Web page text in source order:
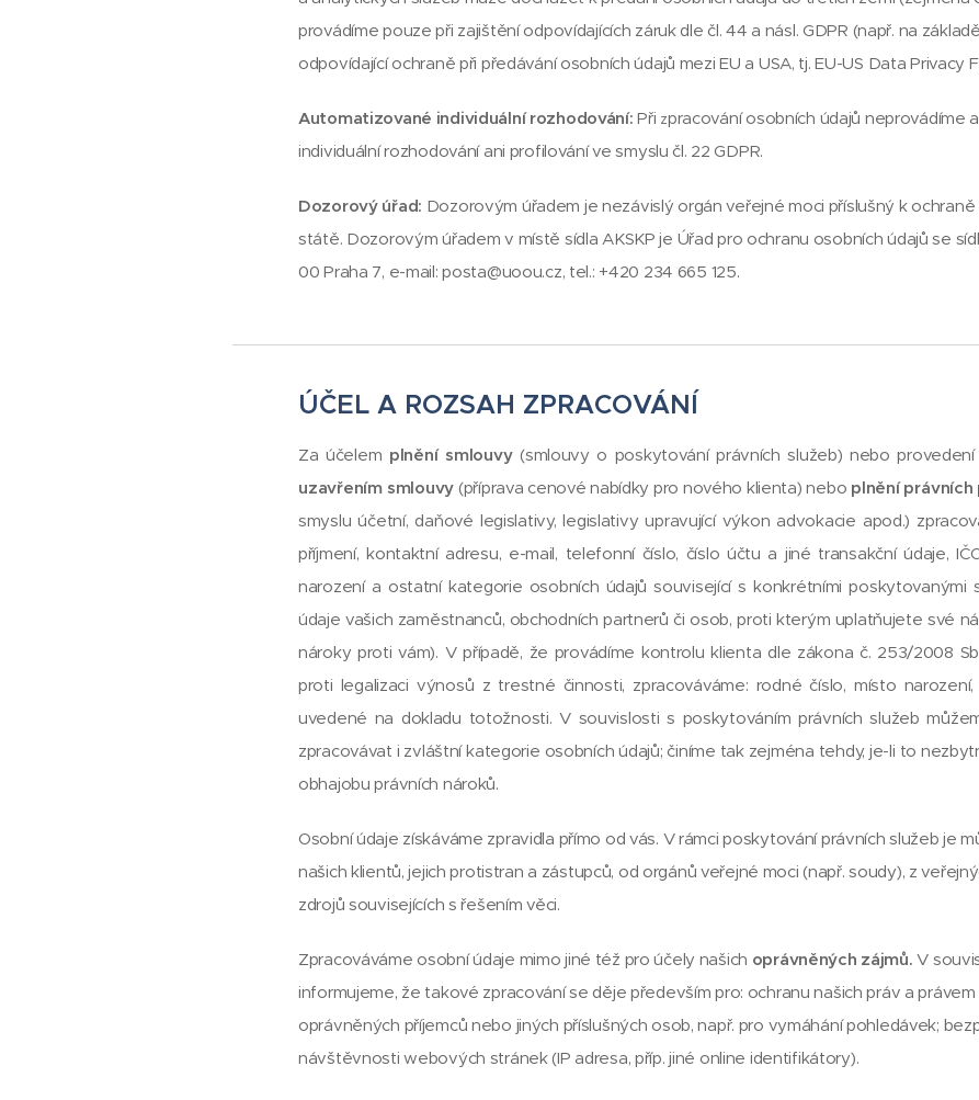
provádíme pouze při zajištění odpovídajících záruk dle čl. 44 a násl. GDPR (např. na
odpovídající ochraně při předávání osobních údajů mezi EU a USA, tj. EU-US Data Privacy
Automatizované individuální rozhodování:Při zpracování osobních údajů neprovádíme
individuální rozhodování ani profilování ve smyslu čl. 22 GDPR.
Dozorový úřad: Dozorovým úřadem je nezávislý orgán veřejné moci příslušný k
státě. Dozorovým úřadem v místě sídla AKSKP je Úřad pro ochranu osobních údajů se
00 Praha 7, e-mail: posta@uoou.cz, tel.: +420 234 665 125.
ÚČEL A ROZSAH ZPRACOVÁNÍ
Za účelem plnění smlouvy(smlouvy o poskytování právních služeb) nebo provedení
uzavřením smlouvy (příprava cenové nabídky pro nového klienta) nebo plnění
smyslu účetní, daňové legislativy, legislativy upravující výkon advokacie apod.)
příjmení, kontaktní adresu, e-mail, telefonní číslo, číslo účtu a jiné transakční údaje,
narození a ostatní kategorie osobních údajů související s konkrétními poskytovanými
údaje vašich zaměstnanců, obchodních partnerů či osob, proti kterým uplatňujete své
nároky proti vám). V případě, že provádíme kontrolu klienta dle zákona č. 253/2008
proti legalizaci výnosů z trestné činnosti, zpracováváme: rodné číslo, místo
uvedené na dokladu totožnosti. V souvislosti s poskytováním právních služeb
zpracovávat i zvláštní kategorie osobních údajů; činíme tak zejména tehdy, je-li to
obhajobu právních nároků.
Osobní údaje získáváme zpravidla přímo od vás. V rámci poskytování právních služeb je
našich klientů, jejich protistran a zástupců, od orgánů veřejné moci (např. soudy), z
zdrojů souvisejících s řešením věci.
Zpracováváme osobní údaje mimo jiné též pro účely našich oprávněných zájmů.V
informujeme, že takové zpracování se děje především pro: ochranu našich práv a
oprávněných příjemců nebo jiných příslušných osob, např. pro vymáhání pohledávek;
návštěvnosti webových stránek (IP adresa, příp. jiné online identifikátory).